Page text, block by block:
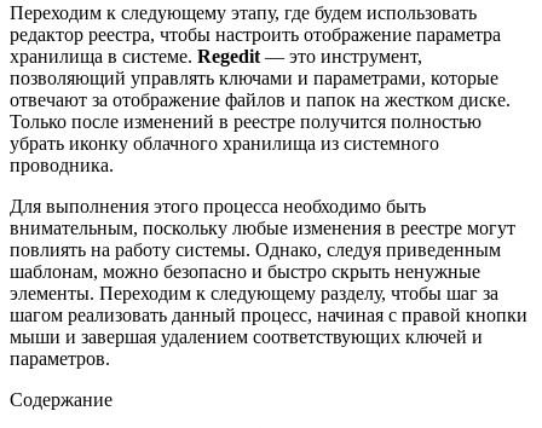
Переходим к следующему этапу, где будем использовать
редактор реестра, чтобы настроить отображение параметра
хранилища в системе. Regedit — это инструмент,
позволяющий управлять ключами и параметрами, которые
отвечают за отображение файлов и папок на жестком диске.
Только после изменений в реестре получится полностью
убрать иконку облачного хранилища из системного
проводника.
Для выполнения этого процесса необходимо быть
внимательным, поскольку любые изменения в реестре могут
повлиять на работу системы. Однако, следуя приведенным
шаблонам, можно безопасно и быстро скрыть ненужные
элементы. Переходим к следующему разделу, чтобы шаг за
шагом реализовать данный процесс, начиная с правой кнопки
мыши и завершая удалением соответствующих ключей и
параметров.
Содержание